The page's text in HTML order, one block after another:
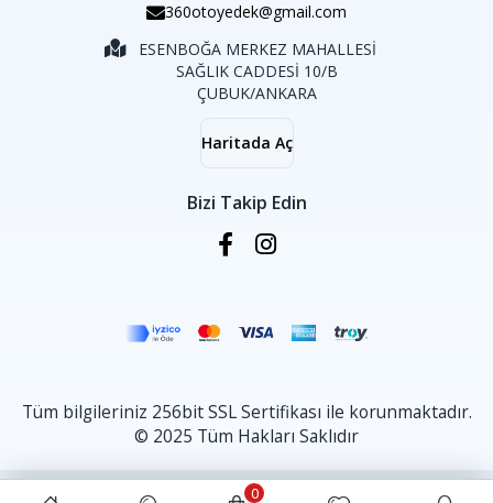
360otoyedek@gmail.com
ESENBOĞA MERKEZ MAHALLESİ
SAĞLIK CADDESİ 10/B
ÇUBUK/ANKARA
Haritada Aç
Bizi Takip Edin
Tüm bilgileriniz 256bit SSL Sertifikası ile korunmaktadır.
© 2025 Tüm Hakları Saklıdır
0